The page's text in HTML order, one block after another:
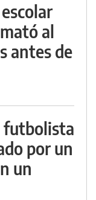
al
antes de
futbolista
por un
un